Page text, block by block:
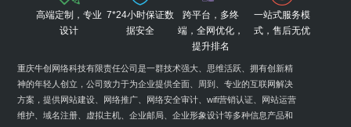
高端定制，专业
设计
7*24小时保证数
据安全
跨平台，多终
端，全网优化，
提升排名
一站式服务模
式，售后无优
重庆牛创网络科技有限责任公司是一群技术强大、思维活跃、拥有创新精
神的年轻人创立，公司致力于为企业提供全面、周到、专业的互联网解决
方案，提供网站建设、网络推广、网络安全审计、wifi营销认证、网站运营
维护、域名注册、虚拟主机、企业邮局、企业形象设计等多种信息产品和